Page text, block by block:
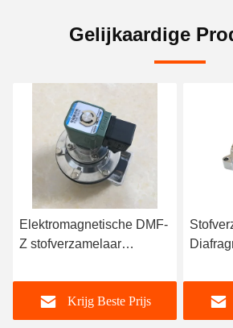
Gelijkaardige
Elektromagnetische DMF-
Z stofverzamelaar
handleiding
Krijg Beste Prijs
Z/Y/T/